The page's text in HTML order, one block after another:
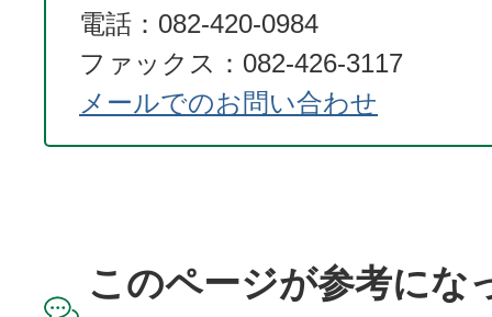
電話：082-420-0984
ファックス：082-426-3117
メールでのお問い合わせ
このページが参考にな